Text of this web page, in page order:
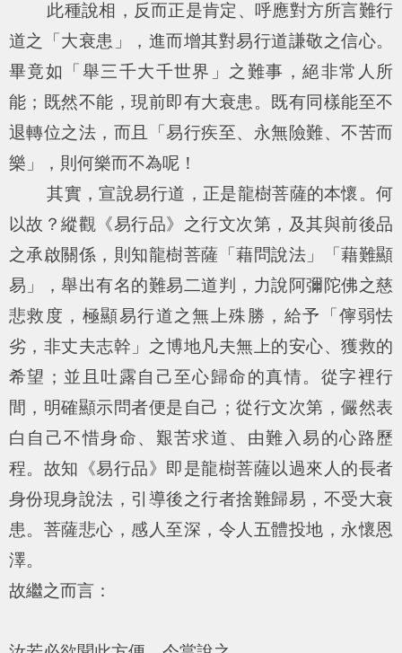
此種說相，反而正是肯定、呼應對方所言難行
道之「大衰患」，進而增其對易行道謙敬之信心。
畢竟如「舉三千大千世界」之難事，絕非常人所
能；既然不能，現前即有大衰患。既有同樣能至不
退轉位之法，而且「易行疾至、永無險難、不苦而
樂」，則何樂而不為呢！
其實，宣說易行道，正是龍樹菩薩的本懷。何
以故？縱觀《易行品》之行文次第，及其與前後品
之承啟關係，則知龍樹菩薩「藉問說法」「藉難顯
易」，舉出有名的難易二道判，力說阿彌陀佛之慈
悲救度，極顯易行道之無上殊勝，給予「儜弱怯
劣，非丈夫志幹」之博地凡夫無上的安心、獲救的
希望；並且吐露自己至心歸命的真情。從字裡行
間，明確顯示問者便是自己；從行文次第，儼然表
白自己不惜身命、艱苦求道、由難入易的心路歷
程。故知《易行品》即是龍樹菩薩以過來人的長者
身份現身說法，引導後之行者捨難歸易，不受大衰
患。菩薩悲心，感人至深，令人五體投地，永懷恩
澤。
故繼之而言：